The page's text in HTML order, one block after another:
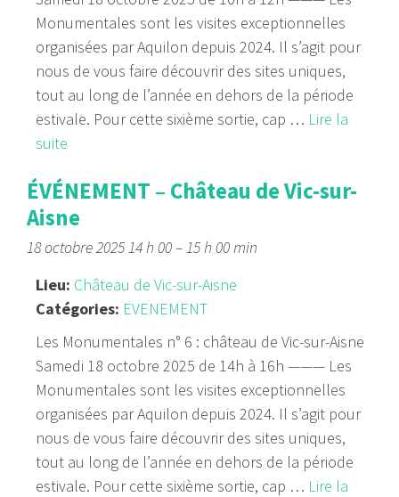
Monumentales sont les visites exceptionnelles
organisées par Aquilon depuis 2024. Il s’agit pour
nous de vous faire découvrir des sites uniques,
tout au long de l’année en dehors de la période
estivale. Pour cette sixième sortie, cap … Lire la
suite
ÉVÉNEMENT – Château de Vic-sur-
Aisne
18 octobre 2025 14 h 00–15 h 00 min
Lieu: Château de Vic-sur-Aisne
Catégories: EVENEMENT
Les Monumentales n° 6 : château de Vic-sur-Aisne
Samedi 18 octobre 2025 de 14h à 16h ——— Les
Monumentales sont les visites exceptionnelles
organisées par Aquilon depuis 2024. Il s’agit pour
nous de vous faire découvrir des sites uniques,
tout au long de l’année en dehors de la période
estivale. Pour cette sixième sortie, cap … Lire la